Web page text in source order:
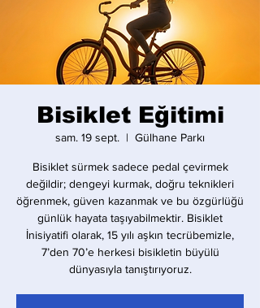
Bisiklet Eğitimi
sam. 19 sept.
  |
Gülhane Parkı
Bisiklet sürmek sadece pedal çevirmek
değildir; dengeyi kurmak, doğru teknikleri
öğrenmek, güven kazanmak ve bu özgürlüğü
günlük hayata taşıyabilmektir. Bisiklet
İnisiyatifi olarak, 15 yılı aşkın tecrübemizle,
7’den 70’e herkesi bisikletin büyülü
dünyasıyla tanıştırıyoruz.